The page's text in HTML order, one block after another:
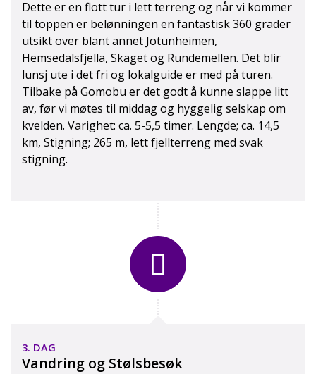
Dette er en flott tur i lett terreng og når vi kommer
til toppen er belønningen en fantastisk 360 grader
utsikt over blant annet Jotunheimen,
Hemsedalsfjella, Skaget og Rundemellen. Det blir
lunsj ute i det fri og lokalguide er med på turen.
Tilbake på Gomobu er det godt å kunne slappe litt
av, før vi møtes til middag og hyggelig selskap om
kvelden. Varighet: ca. 5-5,5 timer. Lengde; ca. 14,5
km, Stigning; 265 m, lett fjellterreng med svak
stigning.
3. DAG
Vandring og Stølsbesøk